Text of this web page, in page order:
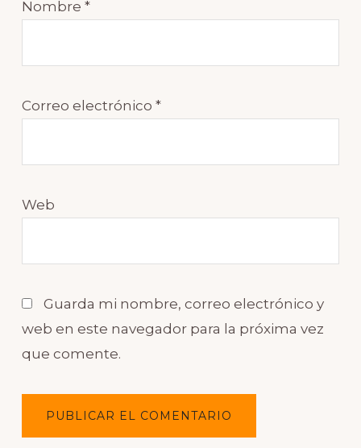
Nombre *
Correo electrónico *
Web
Guarda mi nombre, correo electrónico y
web en este navegador para la próxima vez
que comente.